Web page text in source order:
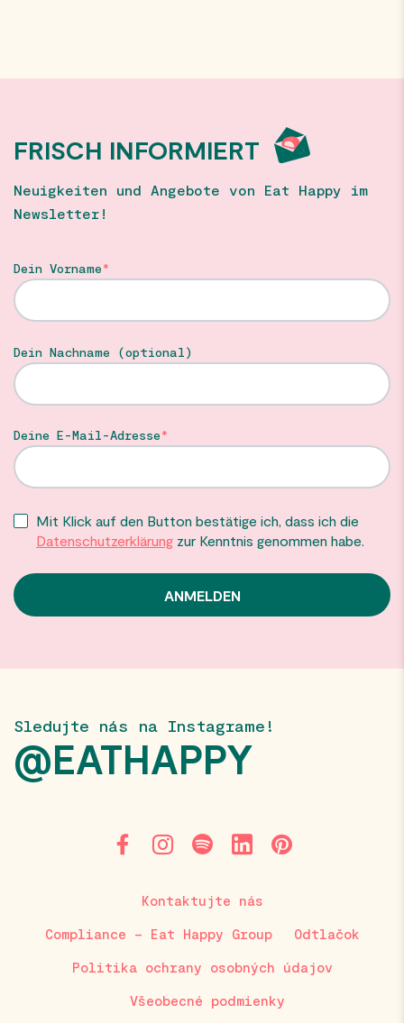
FRISCH INFORMIERT
Neuigkeiten und Angebote von Eat Happy im
Newsletter!
Dein Vorname
Dein Nachname (optional)
Deine E-Mail-Adresse
Mit Klick auf den Button bestätige ich, dass ich die
Datenschutzerklärung zur Kenntnis genommen habe.
Sledujte nás na Instagrame!
@EATHAPPY
Kontaktujte nás
Compliance – Eat Happy Group Odtlačok
Politika ochrany osobných údajov
Všeobecné podmienky